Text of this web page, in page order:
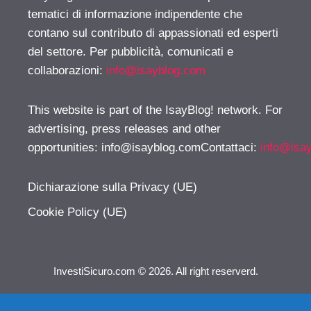
tematici di informazione indipendente che
contano sul contributo di appassionati ed esperti
del settore. Per pubblicità, comunicati e
collaborazioni: info@isayblog.com
This website is part of the IsayBlog! network. For
advertising, press releases and other
opportunities: info@isayblog.comContattaci:
Dichiarazione sulla Privacy (UE)
Cookie Policy (UE)
InvestiSicuro.com © 2026. All right reserverd.